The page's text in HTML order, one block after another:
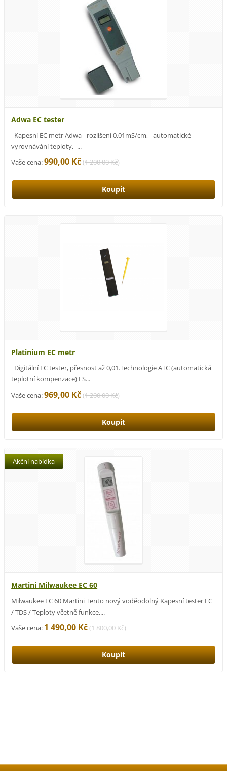
Adwa EC tester
Kapesní EC metr Adwa - rozlišení 0,01mS/cm, - automatické
vyrovnávání teploty, -...
Vaše cena:990,00 Kč(1 200,00 Kč)
Platinium EC metr
Digitální EC tester, přesnost až 0,01.Technologie ATC (automatická
teplotní kompenzace) ES...
Vaše cena:969,00 Kč(1 200,00 Kč)
Martini Milwaukee EC 60
Akční nabídka
Milwaukee EC 60 Martini Tento nový voděodolný Kapesní tester EC
/ TDS / Teploty včetně funkce,...
Vaše cena: 1 490,00 Kč(1 800,00 Kč)